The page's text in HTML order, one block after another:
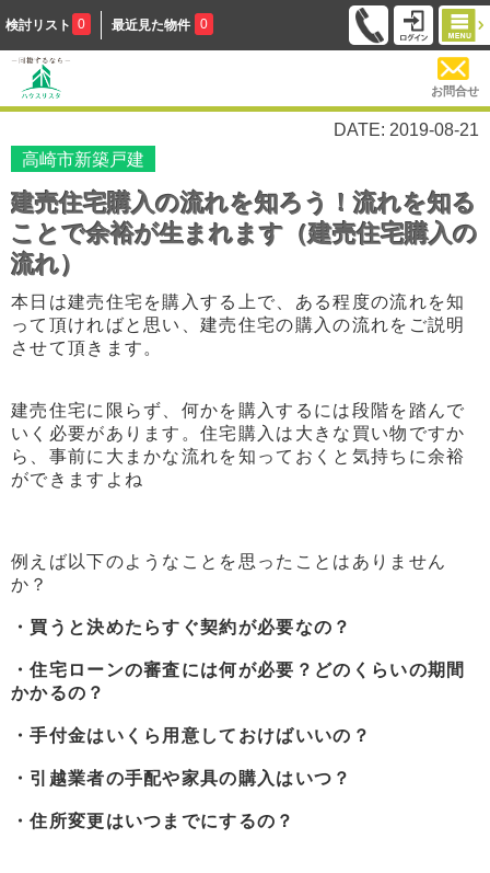
検討リスト 0 最近見た物件 0
お問合せ
DATE: 2019-08-21
高崎市新築戸建
建売住宅購入の流れを知ろう！流れを知る
ことで余裕が生まれます（建売住宅購入の
流れ）
本日は建売住宅を購入する上で、 ある程度の流れを知
って頂ければと思い、建売住宅の購入の流れをご説明
させて頂きます。
建売住宅に限らず、 何かを購入するには段階を踏んで
いく必要があります。住宅購入は大きな買い物ですか
ら、 事前に大まかな流れを知っておくと気持ちに余裕
ができますよね
例えば以下のようなことを思ったことはありません
か？
・買うと決めたらすぐ契約が必要なの？
・住宅ローンの審査には何が必要？どのくらいの期間
かかるの？
・手付金はいくら用意しておけばいいの？
・引越業者の手配や家具の購入はいつ？
・住所変更はいつまでにするの？